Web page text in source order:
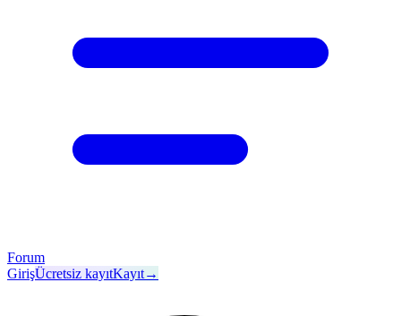
Forum
GirişÜcretsiz kayıtKayıt→